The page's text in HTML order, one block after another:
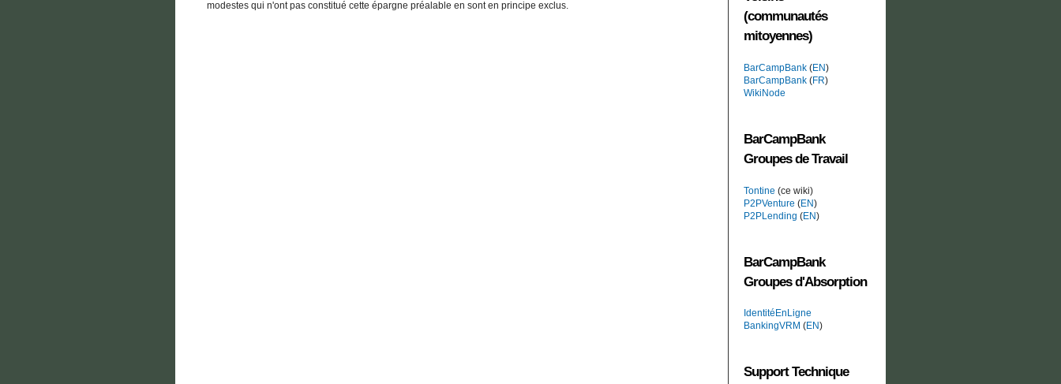
modestes qui n'ont pas constitué cette épargne préalable en sont en principe exclus.
(communautés
mitoyennes)
BarCampBank (EN)
BarCampBank (FR)
WikiNode
BarCampBank
Groupes de Travail
Tontine (ce wiki)
P2PVenture (EN)
P2PLending (EN)
BarCampBank
Groupes d'Absorption
IdentitéEnLigne
BankingVRM (EN)
Support Technique